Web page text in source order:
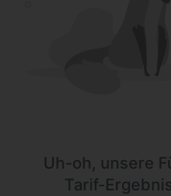
Uh-oh, unsere
Tarif-